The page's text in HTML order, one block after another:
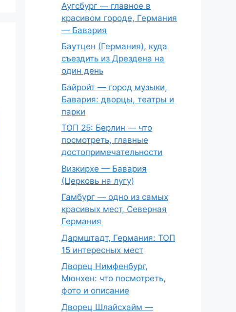
Аугсбург — главное в
красивом городе, Германия
— Бавария
Баутцен (Германия), куда
съездить из Дрездена на
один день
Байройт — город музыки,
Бавария: дворцы, театры и
парки
ТОП 25: Берлин — что
посмотреть, главные
достопримечательности
Визкирхе — Бавария
(Церковь на лугу)
Гамбург — одно из самых
красивых мест, Северная
Германия
Дармштадт, Германия: ТОП
15 интересных мест
Дворец Нимфенбург,
Мюнхен: что посмотреть,
фото и описание
Дворец Шлайсхайм —